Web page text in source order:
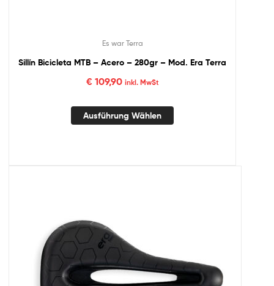
Es war Terra
Sillín Bicicleta MTB – Acero – 280gr – Mod. Era Terra
€109,90 inkl. MwSt
Ausführung Wählen